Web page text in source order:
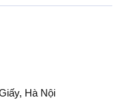
Hà Nội